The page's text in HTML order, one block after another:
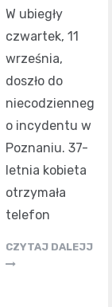
W ubiegły
czwartek, 11
września,
doszło do
niecodzienneg
o incydentu w
Poznaniu. 37-
letnia kobieta
otrzymała
telefon
CZYTAJ DALEJJ